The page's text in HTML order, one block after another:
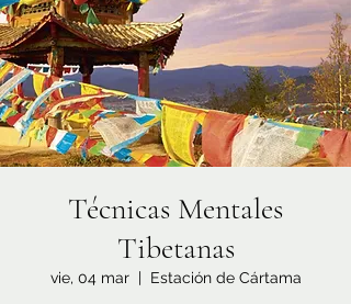
Técnicas Mentales
Tibetanas
vie, 04 mar
  |
Estación de Cártama